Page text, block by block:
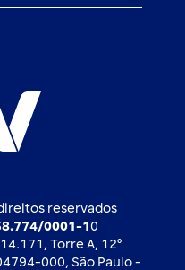
reservados
0001-1 0
Torre A, 12⁰
000, São Paulo -